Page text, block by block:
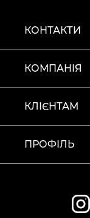
КОНТАКТИ
КОМПАНІЯ
КЛІЄНТАМ
ПРОФІЛЬ